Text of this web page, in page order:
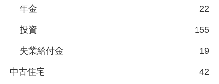
年金 22
投資 155
失業給付金 19
中古住宅 42